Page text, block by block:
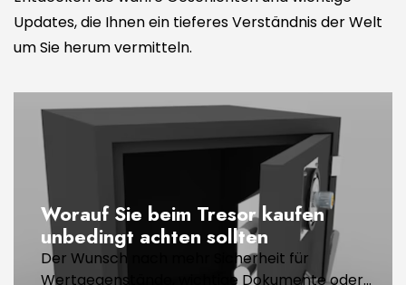
Updates, die Ihnen ein tieferes Verständnis der Welt
um Sie herum vermitteln.
Worauf Sie beim Tresor kaufen
unbedingt achten sollten
Der Wunsch nach mehr Sicherheit für
Wertgegenstände, wichtige Dokumente oder...